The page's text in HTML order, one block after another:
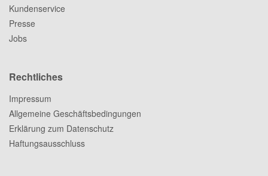
Kundenservice
Presse
Jobs
Rechtliches
Impressum
Allgemeine Geschäftsbedingungen
Erklärung zum Datenschutz
Haftungsausschluss